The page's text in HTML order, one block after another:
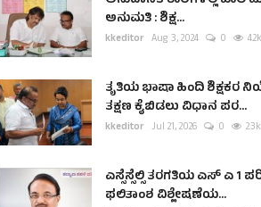
ಅನುಮತಿ : ಶಿಕ್ಷ...
kkeditor Aug 3, 2024 0 4.2k
ತೃತಿಯ ಭಾಷಾ ಹಿಂದಿ ಶಿಕ್ಷಕರ
ತಕ್ಷಣ ಕೈಬಿಡಲು ವಿಧಾನ ಪರ...
kkeditor Jul 21, 2026 0 2.3k
ಎಸ್ಸೆಸ್ಸೆಲ್ಸಿ ತರಗತಿಯ ಎಸ್ ಎ 1
ಫಲಿತಾಂಶ ವಿಶ್ಲೇಷಣೆಯ...